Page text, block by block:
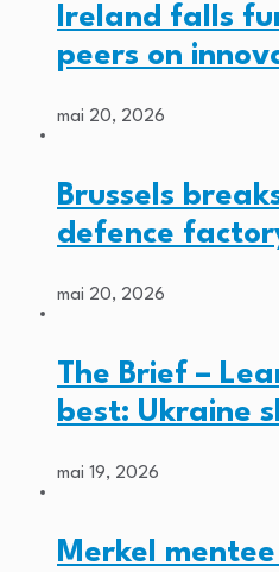
Ireland falls
peers on
mai 20, 2026
Brussels
defence
mai 20, 2026
The Brief –
best: Ukraine
mai 19, 2026
Merkel